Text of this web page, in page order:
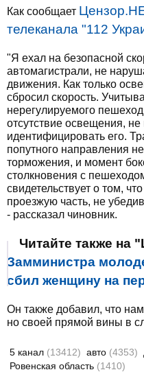
Как сообщает
телеканала "112
"Я ехал на безопасной
автомагистрали, не
движения. Как только
сбросил скорость.
нерегулируемого
отсутствие освещения,
идентифицировать его.
попутного направления
торможения, и момент
столкновения с
свидетельствует о том,
проезжую часть, не
- рассказал чиновник.
Читайте также на
Замминистра
сбил женщину на
Он также добавил, что
но своей прямой вины в
5 канал (13412) авто (4353)
Ровенская область (1410)